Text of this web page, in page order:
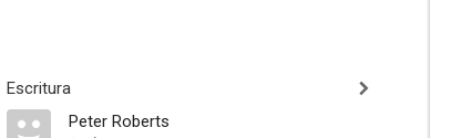
Escritura
Peter Roberts